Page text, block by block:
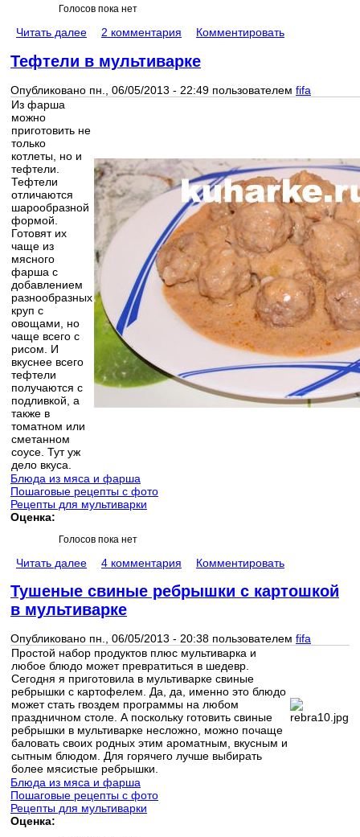
Голосов пока нет
Читать далее 2 комментария Комментировать
Тефтели в мультиварке
Опубликовано пн., 06/05/2013 - 22:49 пользователем fifa
Из фарша
можно
приготовить не
только
котлеты, но и
тефтели.
Тефтели
отличаются
шарообразной
формой.
Готовят их
чаще из
мясного
фарша с
добавлением
разнообразных
круп с
овощами, но
чаще всего с
рисом. И
вкуснее всего
тефтели
получаются с
подливкой, а
также в
томатном или
сметанном
соусе. Тут уж
дело вкуса.
Блюда из мяса и фарша
Пошаговые рецепты с фото
Рецепты для мультиварки
Оценка:
Голосов пока нет
Читать далее 4 комментария Комментировать
Тушеные свиные ребрышки с картошкой
в мультиварке
Опубликовано пн., 06/05/2013 - 20:38 пользователем fifa
Простой набор продуктов плюс мультиварка и
любое блюдо может превратиться в шедевр.
Сегодня я приготовила в мультиварке свиные
ребрышки с картофелем. Да, да, именно это блюдо
может стать гвоздем программы на любом
праздничном столе. А поскольку готовить свиные
ребрышки в мультиварке несложно, можно почаще
баловать своих родных этим ароматным, вкусным и
сытным блюдом. Для горячего лучше выбирать
более мясистые ребрышки.
Блюда из мяса и фарша
Пошаговые рецепты с фото
Рецепты для мультиварки
Оценка: